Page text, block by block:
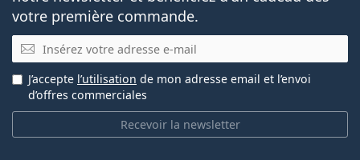
votre première commande.
E-mail
Recevoir la newsletter
J’accepte l’utilisation de mon adresse email et l’envoi
d’offres commerciales